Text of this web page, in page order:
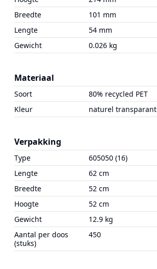
Breedte
101 mm
Lengte
54 mm
Gewicht
0.026 kg
Materiaal
Soort
80% recycled PET
Kleur
naturel transparant
Verpakking
Type
605050 (16)
Lengte
62 cm
Breedte
52 cm
Hoogte
52 cm
Gewicht
12.9 kg
Aantal per doos
(stuks)
450